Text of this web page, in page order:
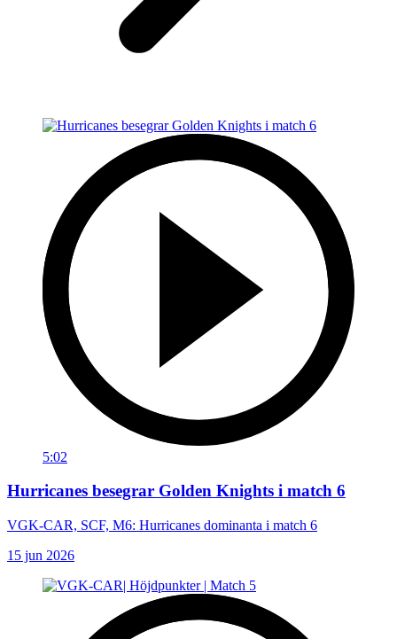
5:02
Hurricanes besegrar Golden Knights i match 6
VGK-CAR, SCF, M6: Hurricanes dominanta i match 6
15 jun 2026